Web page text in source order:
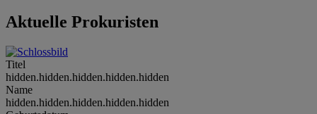
Aktuelle Prokuristen
Titel
hidden.hidden.hidden.hidden.hidden
Name
hidden.hidden.hidden.hidden.hidden